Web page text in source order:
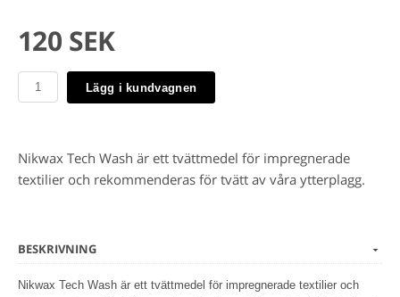
120 SEK
Lägg i kundvagnen
Nikwax Tech Wash är ett tvättmedel för impregnerade
textilier och rekommenderas för tvätt av våra ytterplagg.
BESKRIVNING
Nikwax Tech Wash är ett tvättmedel för impregnerade textilier och